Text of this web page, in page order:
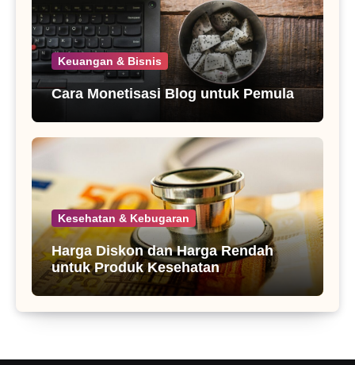
Keuangan & Bisnis
Cara Monetisasi Blog untuk Pemula
Kesehatan & Kebugaran
Harga Diskon dan Harga Rendah
untuk Produk Kesehatan